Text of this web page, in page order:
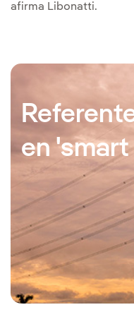
afirma Libonatti.
en